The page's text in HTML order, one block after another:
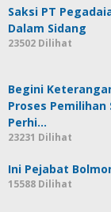
Saksi PT
Dalam Sidang
23502 Dilihat
Begini
Proses
Perhi…
23231 Dilihat
Ini Pejabat
15588 Dilihat